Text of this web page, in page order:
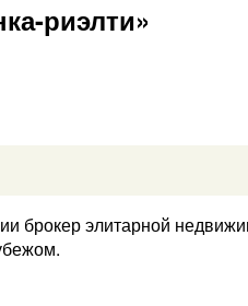
риэлти»
брокер элитарной